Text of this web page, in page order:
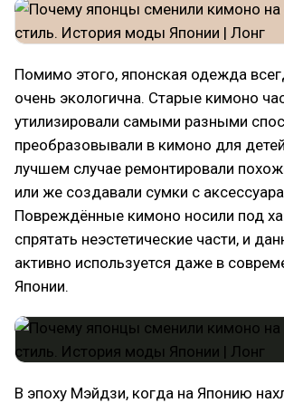
Помимо этого, японская одежда
очень экологична. Старые кимоно
утилизировали самыми разными
преобразовывали в кимоно для
лучшем случае ремонтировали
или же создавали сумки с
Повреждённые кимоно носили под
спрятать неэстетические части, и
активно используется даже в
Японии.
В эпоху Мэйдзи, когда на Японию